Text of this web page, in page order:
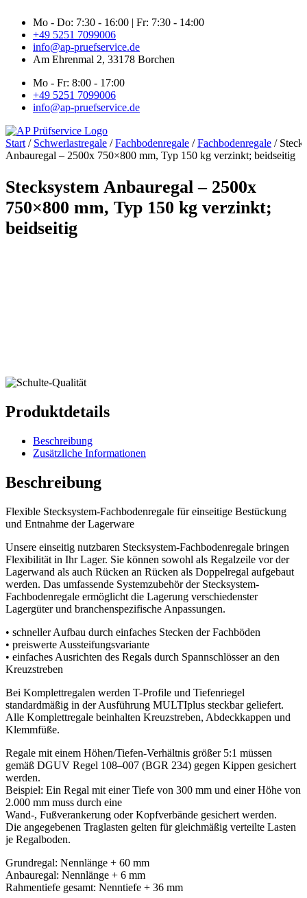
Inhalt
springen
Mo - Do: 7:30 - 16:00 | Fr: 7:30 - 14:00
+49 5251 7099006
info@ap-pruefservice.de
Am Ehrenmal 2, 33178 Borchen
Mo - Fr: 8:00 - 17:00
+49 5251 7099006
info@ap-pruefservice.de
Start / Schwerlastregale /Fachbodenregale /Fachbodenregale /
Anbauregal – 2500x 750×800 mm, Typ 150 kg verzinkt; beidseitig
Stecksystem Anbauregal – 2500x
750×800 mm, Typ 150 kg verzinkt;
beidseitig
Produktdetails
Beschreibung
Zusätzliche Informationen
Beschreibung
Flexible Stecksystem-Fachbodenregale für einseitige Bestückung
und Entnahme der Lagerware
Unsere einseitig nutzbaren Stecksystem-Fachbodenregale bringen
Flexibilität in Ihr Lager. Sie können sowohl als Regalzeile vor der
Lagerwand als auch Rücken an Rücken als Doppelregal aufgebaut
werden. Das umfassende Systemzubehör der Stecksystem-
Fachbodenregale ermöglicht die Lagerung verschiedenster
Lagergüter und branchenspezifische Anpassungen.
• schneller Aufbau durch einfaches Stecken der Fachböden
• preiswerte Aussteifungsvariante
• einfaches Ausrichten des Regals durch Spannschlösser an den
Kreuzstreben
Bei Komplettregalen werden T-Profile und Tiefenriegel
standardmäßig in der Ausführung MULTIplus steckbar geliefert.
Alle Komplettregale beinhalten Kreuzstreben, Abdeckkappen und
Klemmfüße.
Regale mit einem Höhen/Tiefen-Verhältnis größer 5:1 müssen
gemäß DGUV Regel 108–007 (BGR 234) gegen Kippen gesichert
werden.
Beispiel: Ein Regal mit einer Tiefe von 300 mm und einer Höhe von
2.000 mm muss durch eine
Wand-, Fußverankerung oder Kopfverbände gesichert werden.
Die angegebenen Traglasten gelten für gleichmäßig verteilte Lasten
je Regalboden.
Grundregal: Nennlänge + 60 mm
Anbauregal: Nennlänge + 6 mm
Rahmentiefe gesamt: Nenntiefe + 36 mm